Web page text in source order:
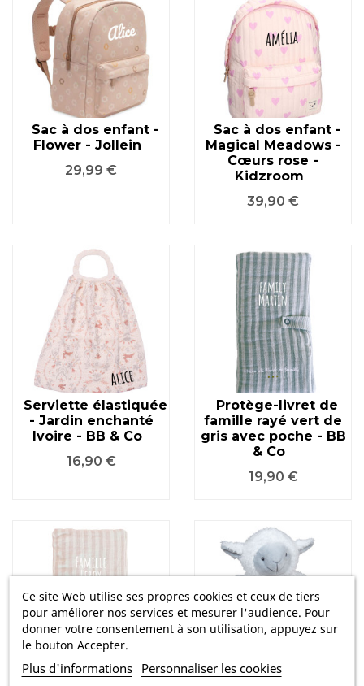
Ce site Web utilise ses propres cookies et ceux de tiers
pour améliorer nos services et mesurer l'audience. Pour
donner votre consentement à son utilisation, appuyez sur
le bouton Accepter.
Plus d'informations Personnaliser les cookies
Sac à dos enfant -
Flower - Jollein
Prix
29,99 €
Sac à dos enfant -
Magical Meadows -
Cœurs rose -
Kidzroom
Prix
39,90 €
Serviette élastiquée
- Jardin enchanté
Ivoire - BB & Co
Prix
16,90 €
Protège-livret de
famille rayé vert de
gris avec poche - BB
& Co
Prix
19,90 €
Protège-livret de
Peluche de